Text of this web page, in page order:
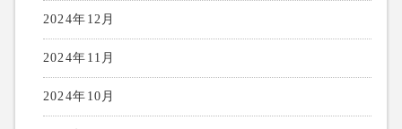
2024年12月
2024年11月
2024年10月